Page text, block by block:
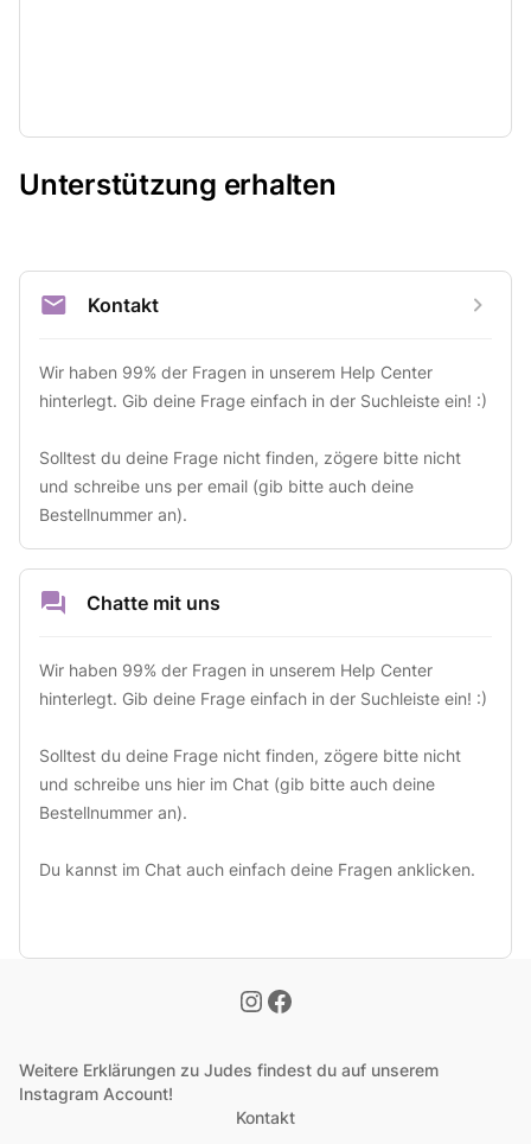
Unterstützung erhalten
Kontakt
Wir haben 99% der Fragen in unserem Help Center
hinterlegt. Gib deine Frage einfach in der Suchleiste ein! :)
Solltest du deine Frage nicht finden, zögere bitte nicht
und schreibe uns per email (gib bitte auch deine
Bestellnummer an).
Chatte mit uns
Wir haben 99% der Fragen in unserem Help Center
hinterlegt. Gib deine Frage einfach in der Suchleiste ein! :)
Solltest du deine Frage nicht finden, zögere bitte nicht
und schreibe uns hier im Chat (gib bitte auch deine
Bestellnummer an).
Du kannst im Chat auch einfach deine Fragen anklicken.
Weitere Erklärungen zu Judes findest du auf unserem
Instagram Account!
Kontakt